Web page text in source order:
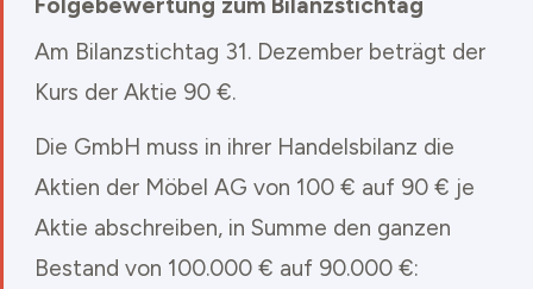
Folgebewertung zum Bilanzstichtag
Am Bilanzstichtag 31. Dezember beträgt der
Kurs der Aktie 90 €.
Die GmbH muss in ihrer Handelsbilanz die
Aktien der Möbel AG von 100 € auf 90 € je
Aktie abschreiben, in Summe den ganzen
Bestand von 100.000 € auf 90.000 €: